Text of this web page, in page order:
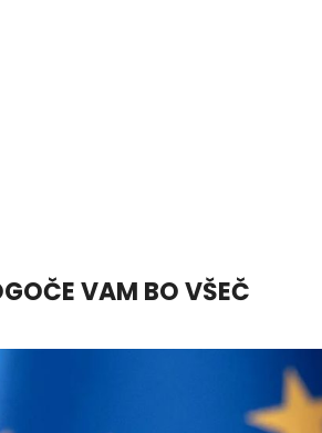
VAM BO VŠEČ